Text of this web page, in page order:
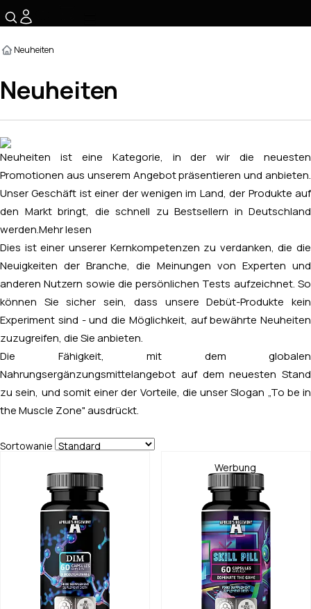
Neuheiten
Neuheiten
Neuheiten ist eine Kategorie, in der wir die neuesten
Promotionen aus unserem Angebot präsentieren und anbieten.
Unser Geschäft ist einer der wenigen im Land, der Produkte auf
den Markt bringt, die schnell zu Bestsellern in Deutschland
werden. Mehr lesen
Dies ist einer unserer Kernkompetenzen zu verdanken, die die
Neuigkeiten der Branche, die Meinungen von Experten und
anderen Nutzern sowie die persönlichen Tests aufzeichnet. So
können Sie sicher sein, dass unsere Debüt-Produkte kein
Experiment sind - und die Möglichkeit, auf bewährte Neuheiten
zuzugreifen, die Sie anbieten.
Die Fähigkeit, mit dem globalen
Nahrungsergänzungsmittelangebot auf dem neuesten Stand
zu sein, und somit einer der Vorteile, die unser Slogan „To be in
the Muscle Zone" ausdrückt.
Sortowanie
Werbung